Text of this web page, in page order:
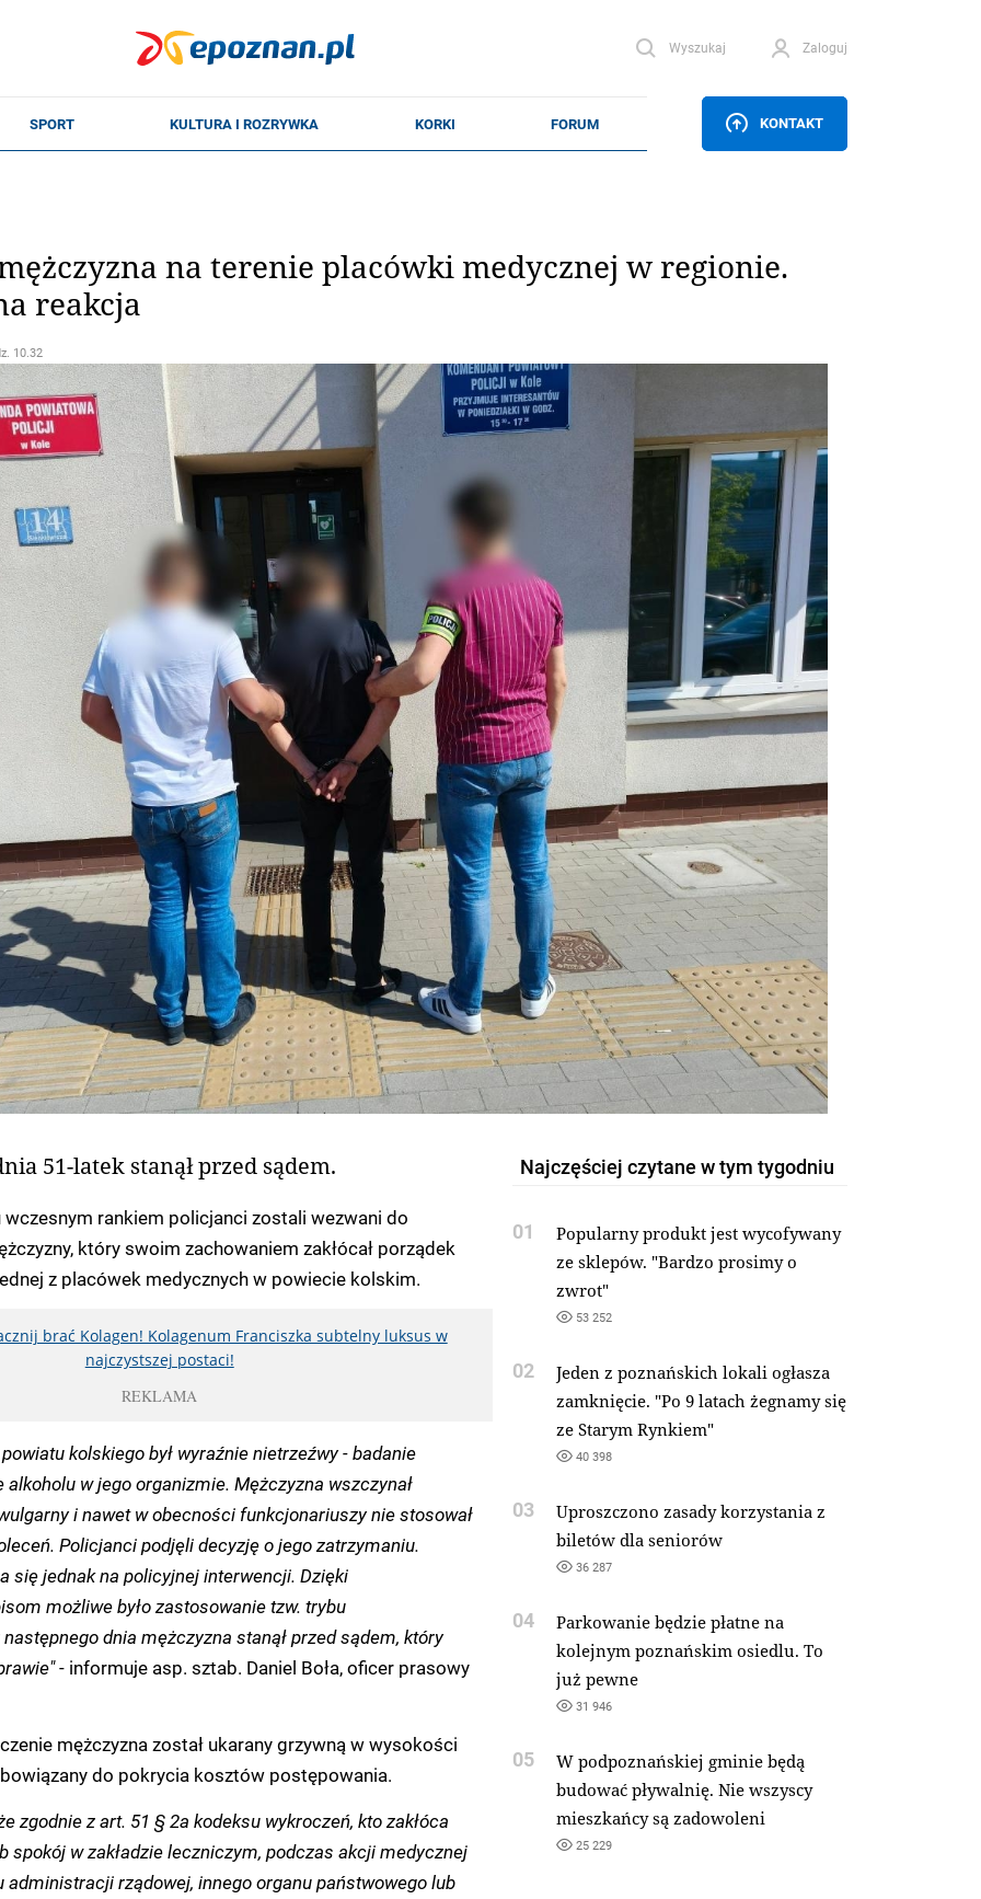
Wyszukaj Zaloguj
KONTAKT
na terenie placówki medycznej w regionie.
reakcja
10.32
51-latek stanął przed sądem.
wczesnym rankiem policjanci zostali wezwani do
który swoim zachowaniem zakłócał porządek
z placówek medycznych w powiecie kolskim.
brać Kolagen! Kolagenum Franciszka subtelny luksus w
najczystszej postaci!
REKLAMA
kolskiego był wyraźnie nietrzeźwy - badanie
alkoholu w jego organizmie. Mężczyzna wszczynał
i nawet w obecności funkcjonariuszy nie stosował
Policjanci podjęli decyzję o jego zatrzymaniu.
się jednak na policyjnej interwencji. Dzięki
możliwe było zastosowanie tzw. trybu
dnia mężczyzna stanął przed sądem, który
- informuje asp. sztab. Daniel Boła, oficer prasowy
mężczyzna został ukarany grzywną w wysokości
do pokrycia kosztów postępowania.
zgodnie z art. 51 § 2a kodeksu wykroczeń, kto zakłóca
spokój w zakładzie leczniczym, podczas akcji medycznej
administracji rządowej, innego organu państwowego lub
Najczęściej czytane w tym tygodniu
01
Popularny produkt jest wycofywany
ze sklepów. "Bardzo prosimy o
zwrot"
53 252
02
Jeden z poznańskich lokali ogłasza
zamknięcie. "Po 9 latach żegnamy się
ze Starym Rynkiem"
40 398
03
Uproszczono zasady korzystania z
biletów dla seniorów
36 287
04
Parkowanie będzie płatne na
kolejnym poznańskim osiedlu. To
już pewne
31 946
05
W podpoznańskiej gminie będą
budować pływalnię. Nie wszyscy
mieszkańcy są zadowoleni
25 229